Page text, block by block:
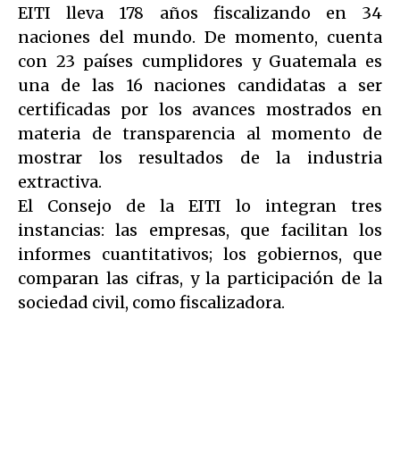
EITI lleva 178 años fiscalizando en 34
naciones del mundo. De momento, cuenta
con 23 países cumplidores y Guatemala es
una de las 16 naciones candidatas a ser
certificadas por los avances mostrados en
materia de transparencia al momento de
mostrar los resultados de la industria
extractiva.
El Consejo de la EITI lo integran tres
instancias: las empresas, que facilitan los
informes cuantitativos; los gobiernos, que
comparan las cifras, y la participación de la
sociedad civil, como fiscalizadora.